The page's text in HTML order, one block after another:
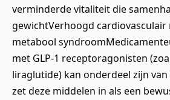
verminderde vitaliteit die
gewichtVerhoogd cardiovasculair
metabool
met GLP-1 receptoragonisten
liraglutide) kan onderdeel zijn van
zet deze middelen in als een